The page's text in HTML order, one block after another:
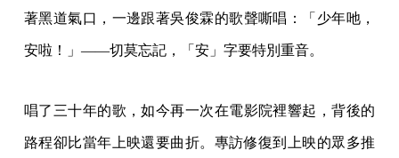
著黑道氣口，一邊跟著吳俊霖的歌聲嘶唱：「少年吔，
安啦！」——切莫忘記，「安」字要特別重音。
唱了三十年的歌，如今再一次在電影院裡響起，背後的
路程卻比當年上映還要曲折。專訪修復到上映的眾多推